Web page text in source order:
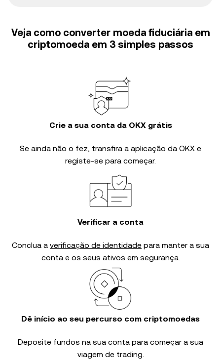
Veja como converter moeda fiduciária em
criptomoeda em 3 simples passos
Crie a sua conta da OKX grátis
Se ainda não o fez, transfira a aplicação da OKX e
registe-se para começar.
Verificar a conta
Conclua a verificação de identidade para manter a sua
conta e os seus ativos em segurança.
Dê início ao seu percurso com criptomoedas
Deposite fundos na sua conta para começar a sua
viagem de trading.